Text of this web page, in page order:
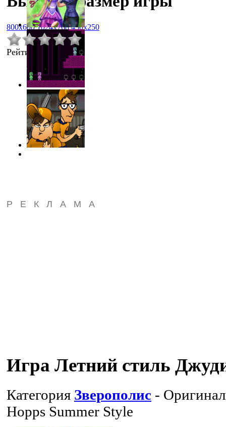
800x600 1024x768 450x250
Рейтинг
РЕКЛАМА
Игра Летний стиль
Категория Зверополис -
Hopps Summer Style